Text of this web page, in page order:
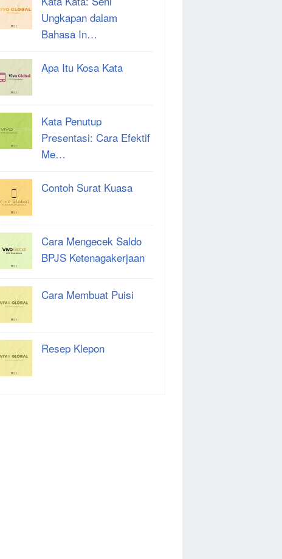
Ungkapan dalam
Bahasa In…
Apa Itu Kosa Kata
Kata Penutup
Presentasi: Cara Efektif
Me…
Contoh Surat Kuasa
Cara Mengecek Saldo
BPJS Ketenagakerjaan
Cara Membuat Puisi
Resep Klepon